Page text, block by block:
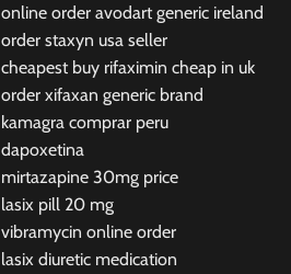
online order avodart generic ireland
order staxyn usa seller
cheapest buy rifaximin cheap in uk
order xifaxan generic brand
kamagra comprar peru
dapoxetina
mirtazapine 30mg price
lasix pill 20 mg
vibramycin online order
lasix diuretic medication